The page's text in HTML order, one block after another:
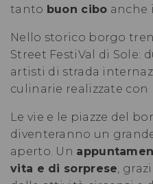
tanto buon cibo anche
Nello storico borgo
Street FestiVal di Sole:
artisti di strada
culinarie realizzate con
Le vie e le piazze del
diventeranno un
aperto. Un
vita e di sorprese,